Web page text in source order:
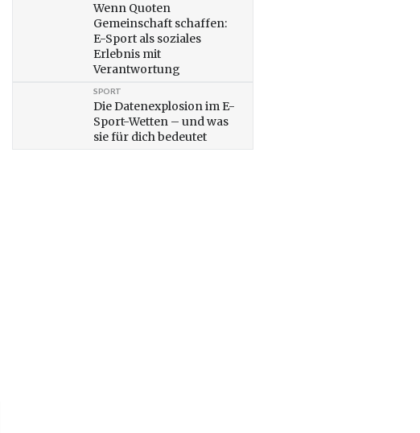
Wenn Quoten
Gemeinschaft schaffen:
E-Sport als soziales
Erlebnis mit
Verantwortung
Die Datenexplosion im E-
Sport-Wetten – und was
sie für dich bedeutet
SPORT